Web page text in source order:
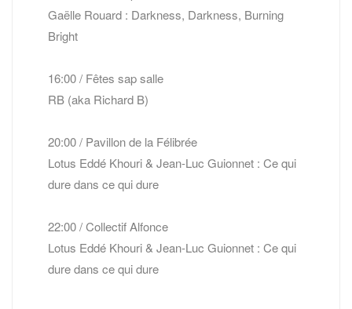
Gaëlle Rouard : Darkness, Darkness, Burning
Bright
16:00 / Fêtes sap salle
RB (aka Richard B)
20:00 / Pavillon de la Félibrée
Lotus Eddé Khouri & Jean-Luc Guionnet : Ce qui
dure dans ce qui dure
22:00 / Collectif Alfonce
Lotus Eddé Khouri & Jean-Luc Guionnet : Ce qui
dure dans ce qui dure